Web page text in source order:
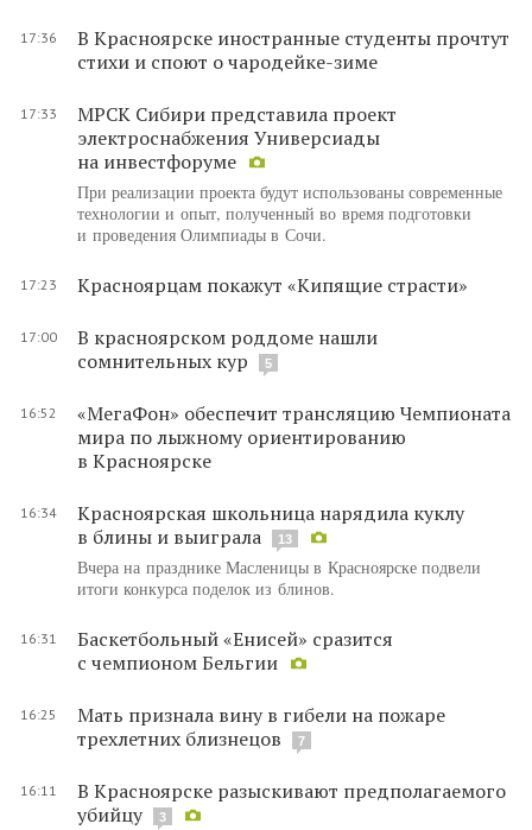
17:36
В Красноярске иностранные студенты прочтут
стихи и споют о чародейке-зиме
17:33
МРСК Сибири представила проект
электроснабжения Универсиады
на инвестфоруме
При реализации проекта будут использованы современные
технологии и опыт, полученный во время подготовки
и проведения Олимпиады в Сочи.
17:23 Красноярцам покажут «Кипящие страсти»
17:00
В красноярском роддоме нашли
сомнительных кур
5
16:52
«МегаФон» обеспечит трансляцию Чемпионата
мира по лыжному ориентированию
в Красноярске
16:34
Красноярская школьница нарядила куклу
в блины и выиграла
13
Вчера на празднике Масленицы в Красноярске подвели
итоги конкурса поделок из блинов.
16:31
Баскетбольный «Енисей» сразится
с чемпионом Бельгии
16:25
Мать признала вину в гибели на пожаре
трехлетних близнецов
7
16:11
В Красноярске разыскивают предполагаемого
убийцу
3